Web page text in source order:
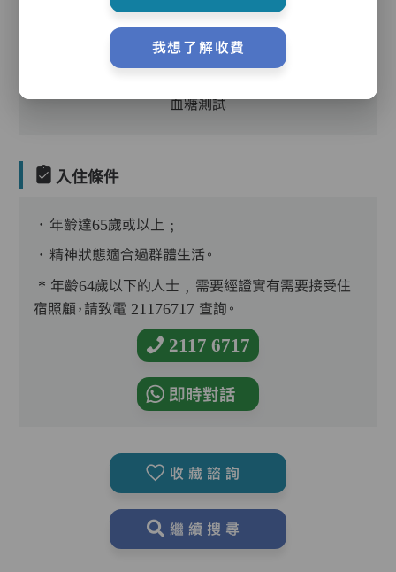
護理評估、執藥、核派藥、量度生命表徵、協助沐
浴、餵飯、換尿片
血糖測試
入住條件
．年齡達65歲或以上﹔
．精神狀態適合過群體生活。
* 年齡64歲以下的人士﹐需要經證實有需要接受住
宿照顧，請致電 21176717 查詢。
2117 6717
即時對話
收藏諮詢
繼續搜尋
我想了解收費